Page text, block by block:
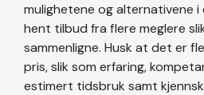
mulighetene og alternativene
hent tilbud fra flere meglere
sammenligne. Husk at det er
pris, slik som erfaring,
estimert tidsbruk samt